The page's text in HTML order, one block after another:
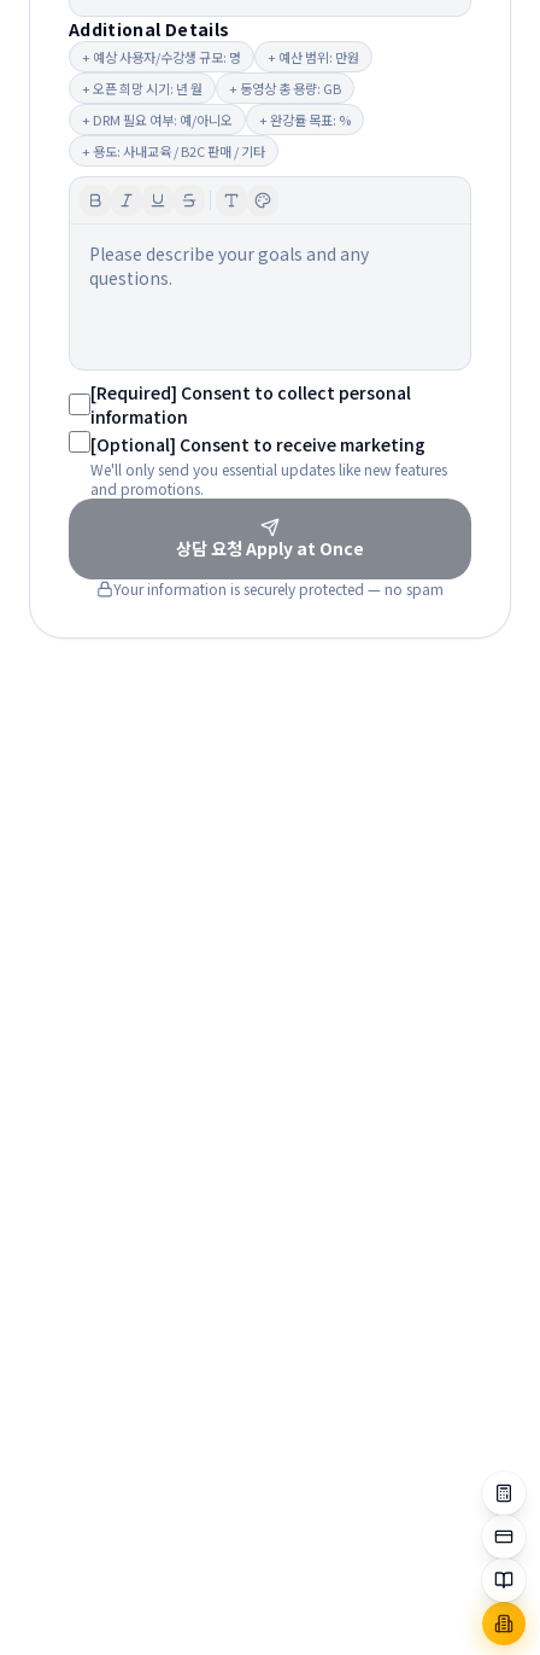
Additional Details
+ 예상 사용자/수강생 규모: 명 + 예산 범위: 만원
+오픈 희망 시기: 년 월 + 동영상 총 용량: GB
+ DRM 필요 여부: 예/아니오 +완강률 목표: %
+용도: 사내교육 / B2C 판매 / 기타
Please describe your goals and any
questions.
[Required] Consent to collect personal
information
[Optional] Consent to receive marketing
We'll only send you essential updates like new features
and promotions.
상담 요청 Apply at Once
Your information is securely protected — no spam